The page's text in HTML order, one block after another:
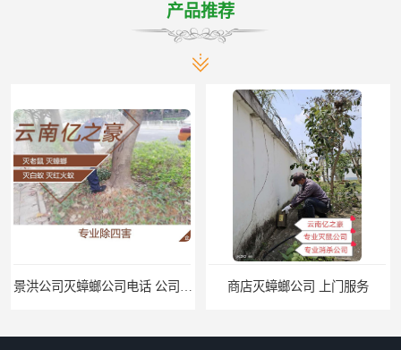
产品推荐
商店灭蟑螂公司 上门服务